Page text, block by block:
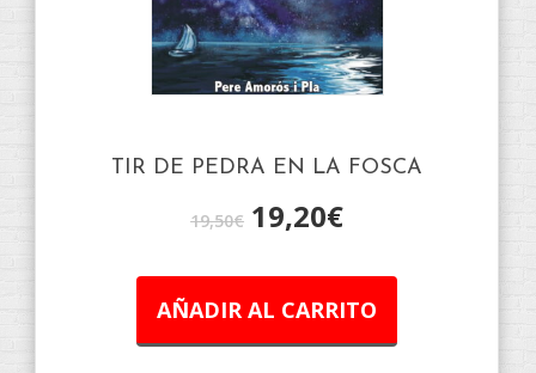
TIR DE PEDRA EN LA FOSCA
19,50€ 19,20€
AÑADIR AL CARRITO